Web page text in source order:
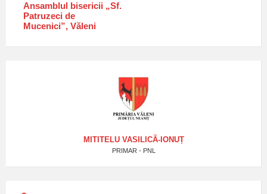
Ansamblul bisericii „Sf.
Patruzeci de
Mucenici”, Văleni
MITITELU VASILICĂ-IONUȚ
PRIMAR - PNL